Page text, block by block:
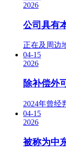
2026
公司具有
正在及周边
04-15
2026
除补偿外
2024年曾经
04-15
2026
被称为中